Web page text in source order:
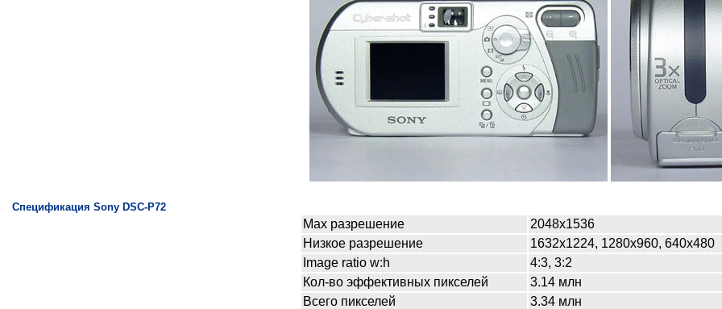
Спецификация Sony DSC-P72
Max разрешение
2048x1536
Низкое разрешение
1632x1224, 1280x960, 640x480
Image ratio w:h
4:3, 3:2
Кол-во эффективных пикселей
3.14 млн
Всего пикселей
3.34 млн